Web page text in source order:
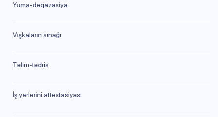
Yuma-deqazasiya
Vışkaların sınağı
Təlim-tədris
İş yerlərini attestasiyası